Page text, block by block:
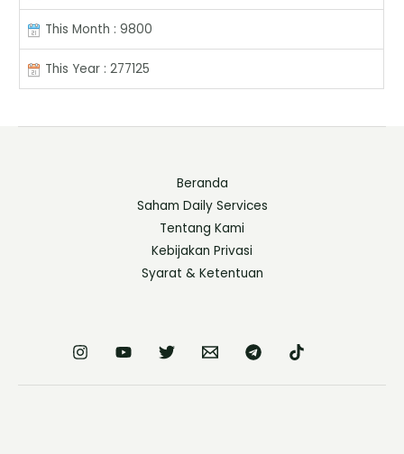
This Month : 9800
This Year : 277125
Beranda
Saham Daily Services
Tentang Kami
Kebijakan Privasi
Syarat & Ketentuan